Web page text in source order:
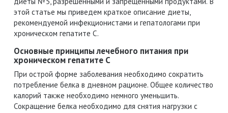
этой статье мы приведем краткое описание диеты,
рекомендуемой инфекционистами и гепатологами при
хроническом гепатите С.
Основные принципы лечебного питания при
хроническом гепатите С
При острой форме заболевания необходимо сократить
потребление белка в дневном рационе. Общее количество
калорий также необходимо немного уменьшить.
Сокращение белка необходимо для снятия нагрузки с